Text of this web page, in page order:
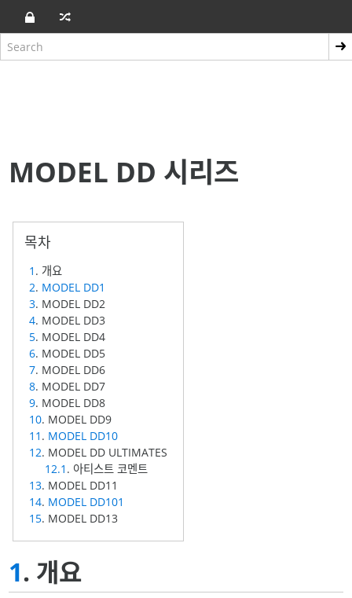
MODEL DD 시리즈
1 . 개요
2. MODEL DD1
3. MODEL DD2
4. MODEL DD3
5. MODEL DD4
6. MODEL DD5
7. MODEL DD6
8. MODEL DD7
9. MODEL DD8
10. MODEL DD9
11 . MODEL DD10
12. MODEL DD ULTIMATES
12.1 . 아티스트 코멘트
13. MODEL DD11
14. MODEL DD101
15. MODEL DD13
1. 개요